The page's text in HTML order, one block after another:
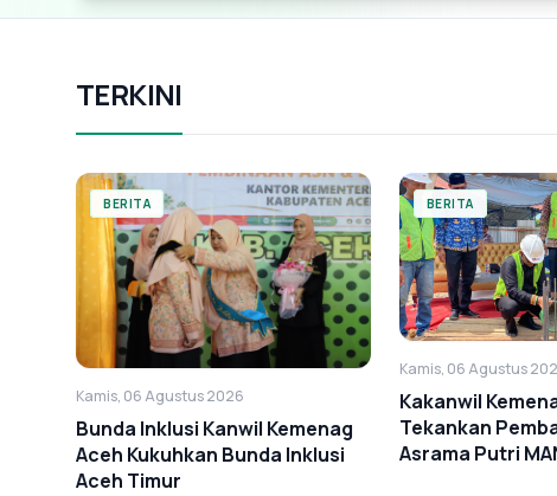
TERKINI
BERITA
Kamis, 06 Agustus 2026
Bunda Inklusi Kanwil Kemenag
Aceh Kukuhkan Bunda Inklusi
Aceh Timur
BERITA
Kamis, 06 Agustus
Kakanwil
Tekankan
Asrama Putri